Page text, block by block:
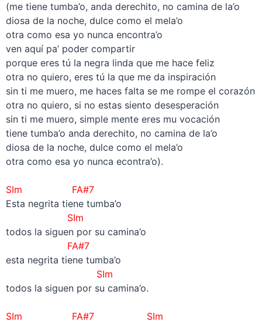
(me tiene tumba’o, anda derechito, no camina de la’o
diosa de la noche, dulce como el mela’o
otra como esa yo nunca encontra’o
ven aquí pa’ poder compartir
porque eres tú la negra linda que me hace feliz
otra no quiero, eres tú la que me da inspiración
sin ti me muero, me haces falta se me rompe el corazón
otra no quiero, si no estas siento desesperación
sin ti me muero, simple mente eres mu vocación
tiene tumba’o anda derechito, no camina de la’o
diosa de la noche, dulce como el mela’o
otra como esa yo nunca econtra’o).
SIm
FA#7
Esta negrita tiene tumba’o
SIm
todos la siguen por su camina’o
FA#7
esta negrita tiene tumba’o
SIm
todos la siguen por su camina’o.
SIm
FA#7 SIm